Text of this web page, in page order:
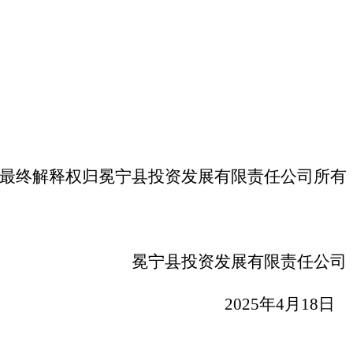
终解释权归冕宁县投资发展有限责任公司所有
冕宁县投资发展有限责任公司
2025年4月18日